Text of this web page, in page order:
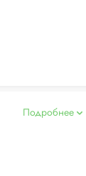
Подробнее